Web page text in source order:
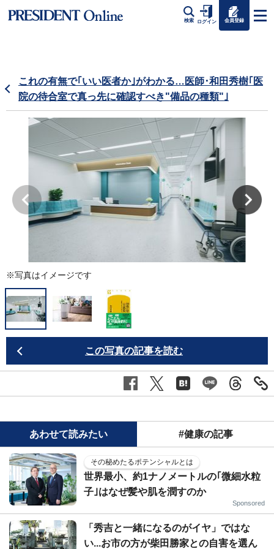
検索 ログイン 会員登録
これの有無で｢いい医者か｣がわかる…医師･和田秀樹｢医
院の待合室で真っ先に確認すべき"備品の種類"｣
※写真はイメージです
この写真の記事を読む
あわせて読みたい #健康の記事
その秘めたるポテンシャルとは
世界最小、約1ナノメートルの｢微細水粒
子｣はなぜ髪や肌を潤すのか
Sponsored
「秀吉と一緒になるのがイヤ」ではな
い...お市の方が柴田勝家との自害を選ん